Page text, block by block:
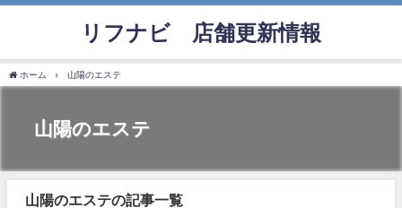
リフナビ®店舗更新情報
ホーム 山陽のエステ
山陽のエステ
山陽のエステの記事一覧